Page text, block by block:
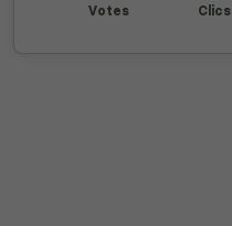
Votes Clics